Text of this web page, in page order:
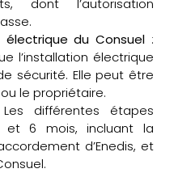
dont l’autorisation
du Consuel :
l’installation électrique
sécurité. Elle peut être
le propriétaire.
différentes étapes
et 6 mois, incluant la
d’Enedis, et